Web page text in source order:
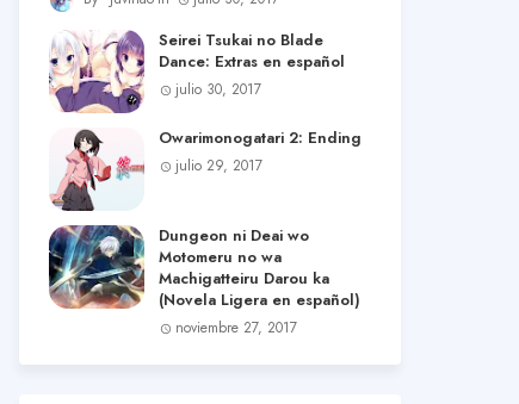
Seirei Tsukai no Blade
Dance: Extras en español
julio 30, 2017
Owarimonogatari 2: Ending
julio 29, 2017
Dungeon ni Deai wo
Motomeru no wa
Machigatteiru Darou ka
(Novela Ligera en español)
noviembre 27, 2017